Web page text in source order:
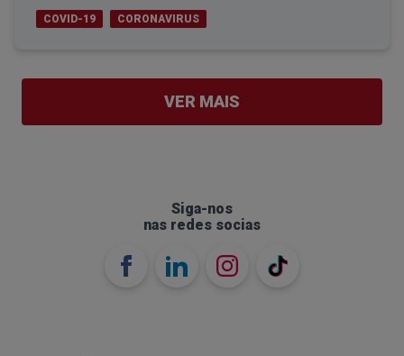
COVID-19 CORONAVIRUS
VER MAIS
Siga-nos
nas redes socias